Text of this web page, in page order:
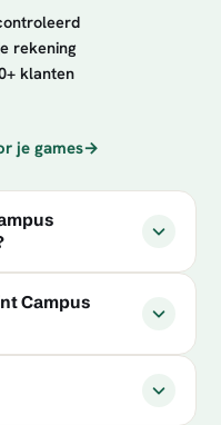
rekening
klanten
je games→
Campus